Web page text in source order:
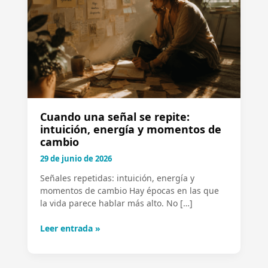
Cuando una señal se repite:
intuición, energía y momentos de
cambio
29 de junio de 2026
Señales repetidas: intuición, energía y
momentos de cambio Hay épocas en las que
la vida parece hablar más alto. No […]
repite:
intuición,
energía
y
momentos
de
cambio
Leer entrada »